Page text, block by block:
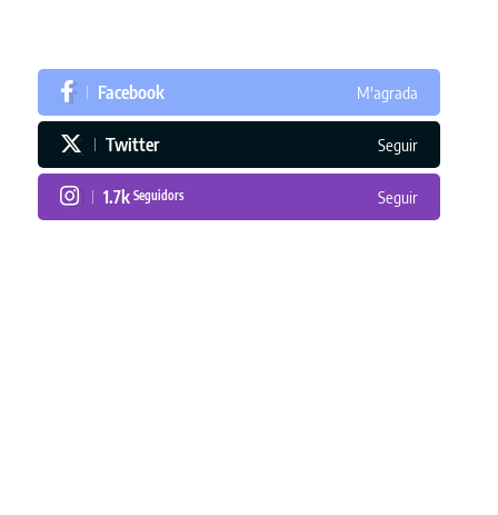
Facebook M'agrada
Twitter Seguir
1.7k Seguidors Seguir